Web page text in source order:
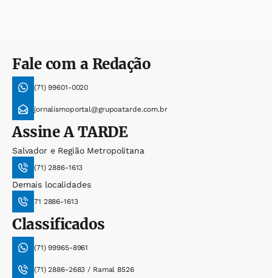
Fale com a Redação
(71) 99601-0020
jornalismoportal@grupoatarde.com.br
AssineA TARDE
Salvador e Região Metropolitana
(71) 2886-1613
Demais localidades
71 2886-1613
Classificados
(71) 99965-8961
(71) 2886-2683 / Ramal 8526